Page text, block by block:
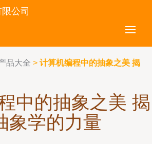
公司
品大全 > 计算机编程中的抽象之美 揭
中的抽象之美 揭
象学的力量